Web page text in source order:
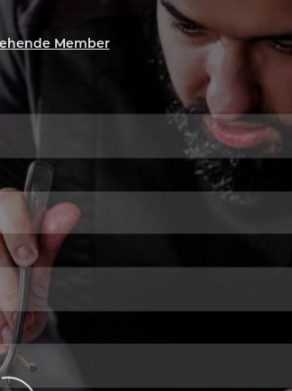
Member